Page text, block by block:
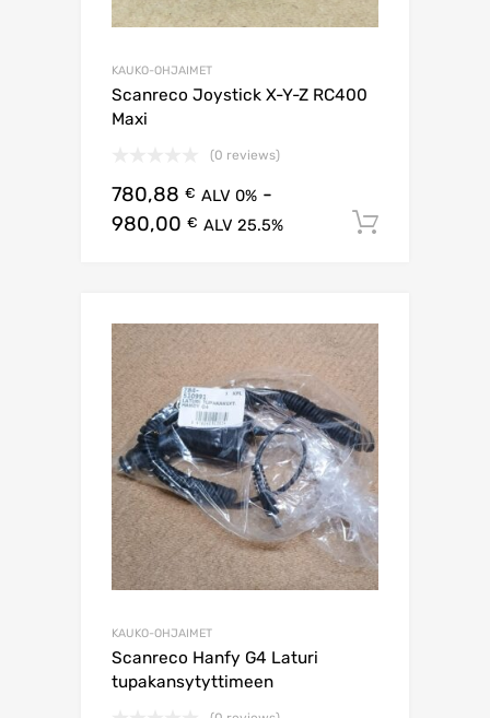
KAUKO-OHJAIMET
Scanreco Joystick X-Y-Z RC400
Maxi
(0 reviews)
780,88 € ALV 0% -
980,00 € ALV 25.5%
KAUKO-OHJAIMET
Scanreco Hanfy G4 Laturi
tupakansytyttimeen